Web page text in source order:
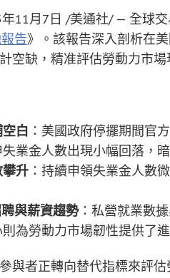
11月7日 /美通社/ — 全球
告》。該報告深入剖析在
空缺，精准評估勞動力市場
白 ：美國政府停擺期間官
業金人數出現小幅回落，
升 ：持續申領失業金人數
與薪資趨勢：私營就業數
為勞動力市場韌性提供了
與者正轉向替代指標來評